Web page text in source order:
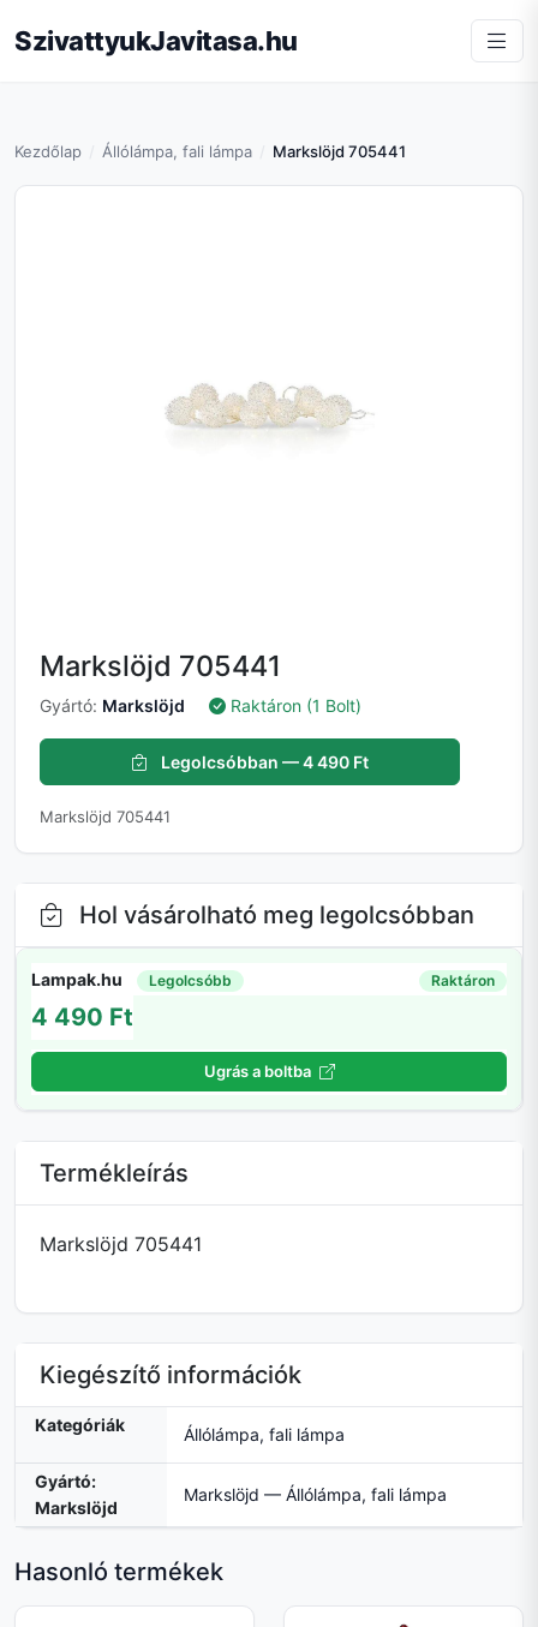
SzivattyukJavitasa.hu
Kezdőlap Állólámpa, fali lámpa Markslöjd 705441
Markslöjd 705441
Gyártó: Markslöjd Raktáron (1 Bolt)
Legolcsóbban — 4 490 Ft
Markslöjd 705441
Hol vásárolható meg legolcsóbban
Lampak.hu Legolcsóbb Raktáron
4 490 Ft
Ugrás a boltba
Termékleírás
Markslöjd 705441
Kiegészítő információk
Kategóriák Állólámpa, fali lámpa
Gyártó:
Markslöjd
Markslöjd — Állólámpa, fali lámpa
Hasonló termékek